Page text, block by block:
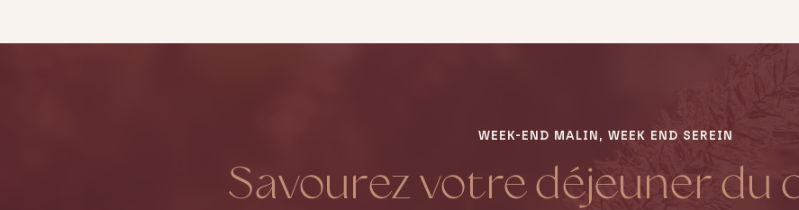
WEEK-END MALIN, WEEK END SEREIN
Savourez votre déjeuner du